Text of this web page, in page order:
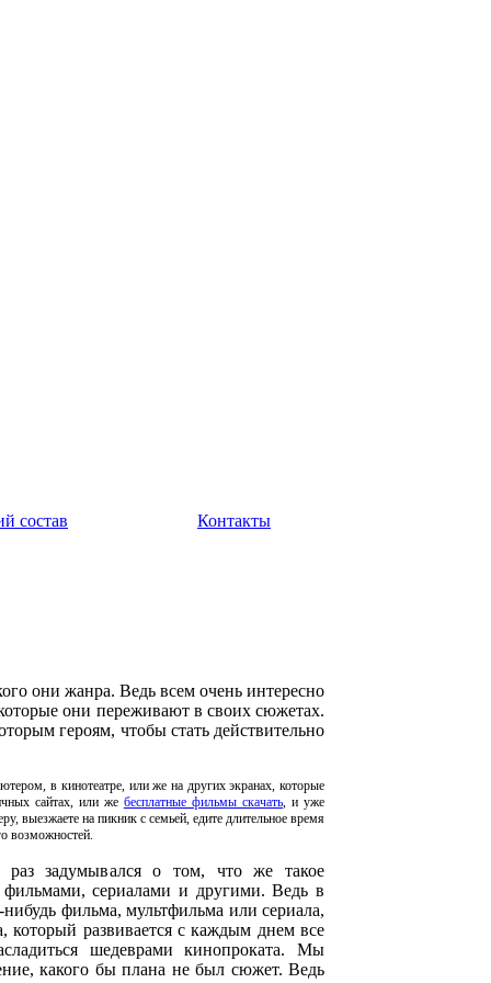
состав Контакты
они жанра. Ведь всем очень интересно
они переживают в своих сюжетах.
героям, чтобы стать действительно
в кинотеатре, или же на других экранах, которые
сайтах, или же бесплатные фильмы скачать, и уже
выезжаете на пикник с семьей, едите длительное время
возможностей.
задумывался о том, что же такое
сериалами и другими. Ведь в
фильма, мультфильма или сериала,
который развивается с каждым днем все
шедеврами кинопроката. Мы
какого бы плана не был сюжет. Ведь